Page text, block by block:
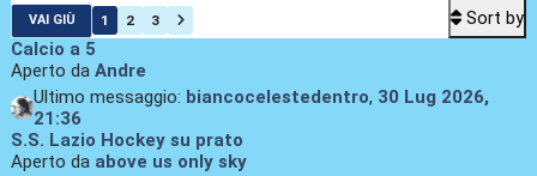
VAI GIÙ 1 2 3
Sort by
Calcio a 5
Aperto da Andre
Ultimo messaggio: biancocelestedentro, 30 Lug 2026,
21:36
S.S. Lazio Hockey su prato
Aperto da above us only sky